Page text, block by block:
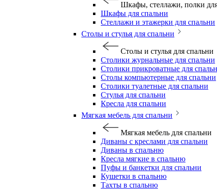
Шкафы, стеллажи, полки
Шкафы для спальни
Стеллажи и этажерки для спальни
Столы и стулья для спальни
Столы и стулья для спальни
Столики журнальные для спальни
Столики прикроватные для
Столы компьютерные для спальни
Столики туалетные для спальни
Стулья для спальни
Кресла для спальни
Мягкая мебель для спальни
Мягкая мебель для спальни
Диваны с креслами для спальни
Диваны в спальню
Кресла мягкие в спальню
Пуфы и банкетки для спальни
Кушетки в спальню
Тахты в спальню